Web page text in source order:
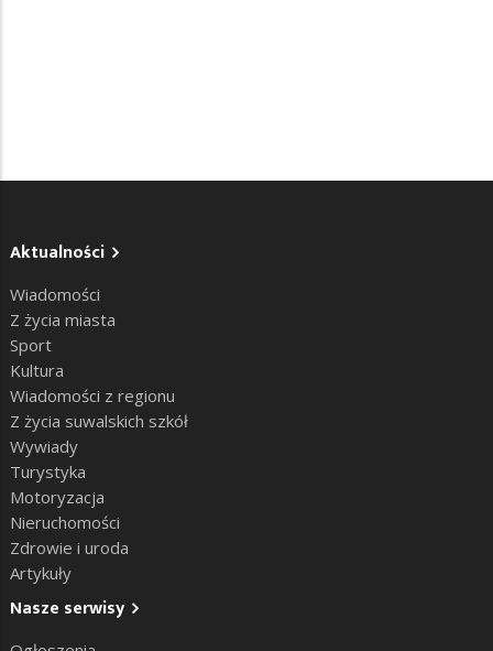
Aktualności
Wiadomości
Z życia miasta
Sport
Kultura
Wiadomości z regionu
Z życia suwalskich szkół
Wywiady
Turystyka
Motoryzacja
Nieruchomości
Zdrowie i uroda
Artykuły
Nasze serwisy